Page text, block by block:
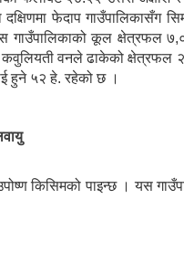
फेदाप गाउँपालिकासँग
कूल क्षेत्रफल
वनले ढाकेको क्षेत्रफल
हुने ५२ हे. रहेको छ ।
किसिमको पाइन्छ । यस